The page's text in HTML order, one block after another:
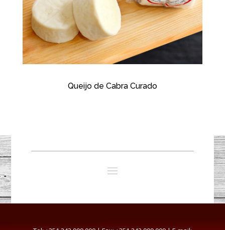
Queijo de Cabra Curado